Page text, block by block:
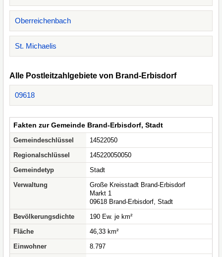
Oberreichenbach
St. Michaelis
Alle Postleitzahlgebiete von Brand-Erbisdorf
09618
Fakten zur Gemeinde Brand-Erbisdorf, Stadt
Gemeindeschlüssel
14522050
Regionalschlüssel
145220050050
Gemeindetyp
Stadt
Verwaltung
Große Kreisstadt Brand-Erbisdorf
Markt 1
09618 Brand-Erbisdorf, Stadt
Bevölkerungsdichte
190 Ew. je km²
Fläche
46,33 km²
Einwohner
8.797